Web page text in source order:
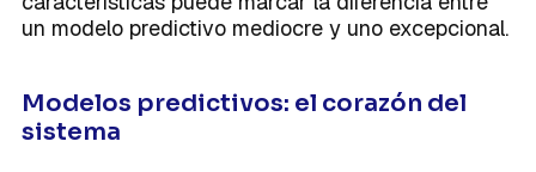
un modelo predictivo mediocre y uno excepcional.
Modelos predictivos: el corazón del
sistema